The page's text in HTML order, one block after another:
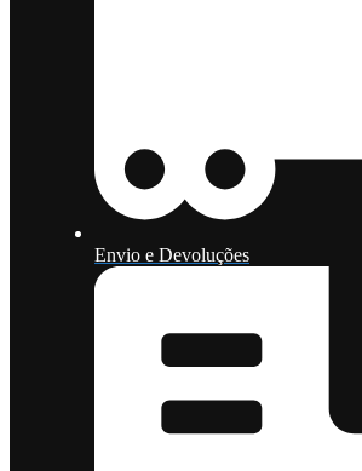
Envio e Devoluções